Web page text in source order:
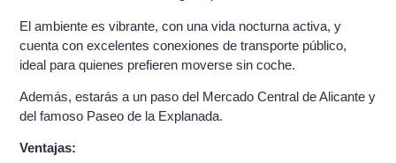
El ambiente es vibrante, con una vida nocturna activa, y
cuenta con excelentes conexiones de transporte público,
ideal para quienes prefieren moverse sin coche.
Además, estarás a un paso del Mercado Central de Alicante y
del famoso Paseo de la Explanada.
Ventajas: